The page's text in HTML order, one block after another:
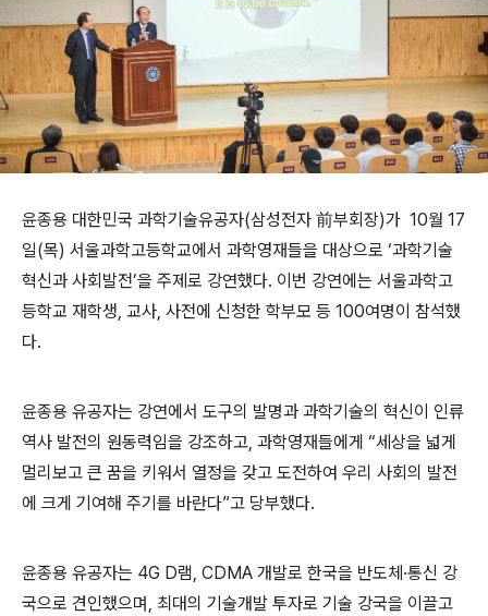
윤종용 대한민국 과학기술유공자(삼성전자 前부회장)가 10월 17
일(목) 서울과학고등학교에서 과학영재들을 대상으로 ‘과학기술
혁신과 사회발전’을 주제로 강연했다. 이번 강연에는 서울과학고
등학교 재학생, 교사, 사전에 신청한 학부모 등 100여명이 참석했
다.
윤종용 유공자는 강연에서 도구의 발명과 과학기술의 혁신이 인류
역사 발전의 원동력임을 강조하고, 과학영재들에게 “세상을 넓게
멀리보고 큰 꿈을 키워서 열정을 갖고 도전하여 우리 사회의 발전
에 크게 기여해 주기를 바란다”고 당부했다.
윤종용 유공자는 4G D램, CDMA 개발로 한국을 반도체·통신 강
국으로 견인했으며, 최대의 기술개발 투자로 기술 강국을 이끌고